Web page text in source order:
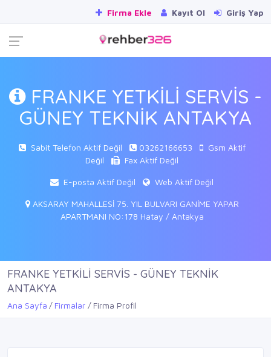
Firma Ekle Kayıt Ol Giriş Yap
FRANKE YETKİLİ SERVİS -
GÜNEY TEKNİK ANTAKYA
Sabit Telefon Aktif Değil 03262166653
Gsm Aktif
Değil
Fax Aktif Değil
E-posta Aktif Değil Web Aktif Değil
AKSARAY MAHALLESİ 75. YIL BULVARI GANİME YAPAR
APARTMANI NO:178 Hatay / Antakya
FRANKE YETKİLİ SERVİS - GÜNEY TEKNİK
ANTAKYA
Ana Sayfa Firmalar Firma Profil